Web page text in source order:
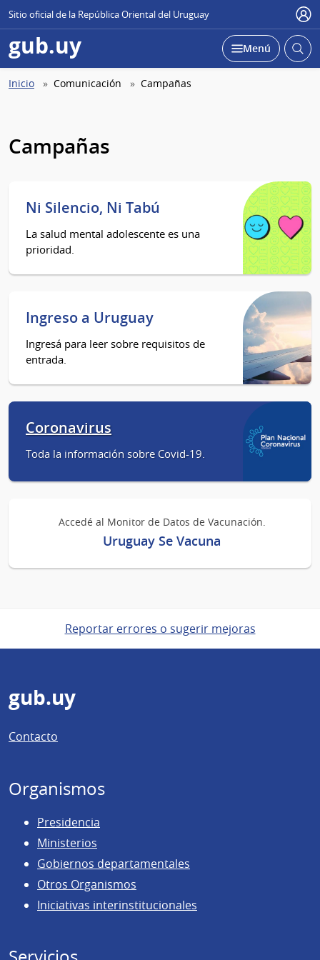
Sitio oficial de la República Oriental del Uruguay
gub.uy Abierta
Desplegar
Menú Abrir
Ruta
Inicio Comunicación Campañas
Campañas
Ni Silencio, Ni Tabú
La salud mental adolescente es una
prioridad.
Ingreso a Uruguay
Ingresá para leer sobre requisitos de
entrada.
Coronavirus
Toda la información sobre Covid-19.
Uruguay Se Vacuna
Accedé al Monitor de Datos de Vacunación.
Reportar errores o sugerir mejoras
Pie
de
página
gub.uy
Contacto
Organismos
Presidencia
Ministerios
Gobiernos departamentales
Otros Organismos
Iniciativas interinstitucionales